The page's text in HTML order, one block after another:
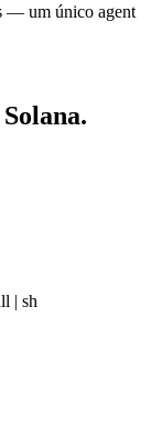
— um único agent
| sh